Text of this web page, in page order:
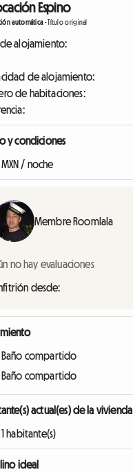
Espino
automática-Título original
alojamiento:
de alojamiento:
de habitaciones:
y condiciones
/ noche
Membre Roomlala
no hay evaluaciones
desde:
Baño compartido
Baño compartido
actual(es) de la vivienda
1 habitante(s)
ideal